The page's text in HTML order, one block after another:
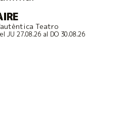
Teatro
JU 27.08.26al DO 30.08.26